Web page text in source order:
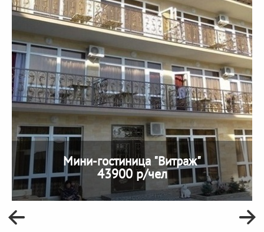
Мини-гостиница "Витраж"
43900 р/чел